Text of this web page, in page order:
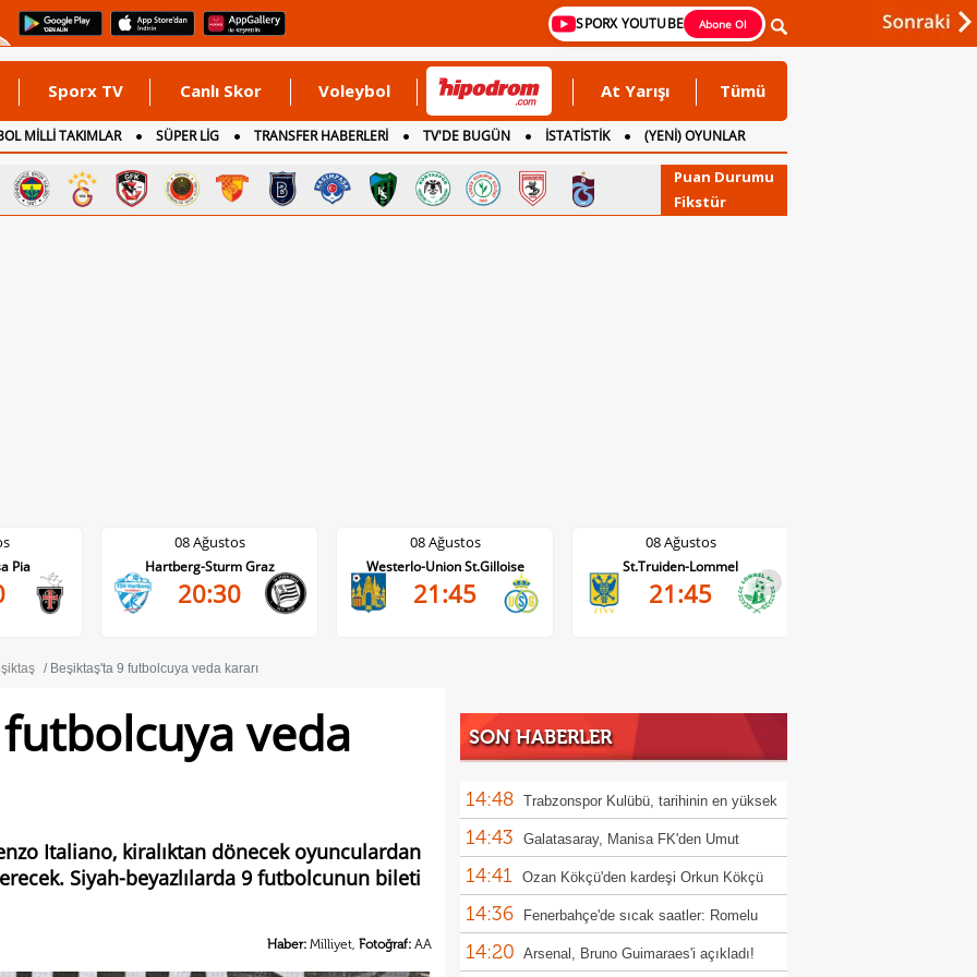
SPORX YOUTUBE Abone Ol
Sporx TV Canlı Skor Voleybol At Yarışı Tümü
MİLLİ TAKIMLAR SÜPER LİG TRANSFER HABERLERİ TV'DE BUGÜN İSTATİSTİK
(YENİ) OYUNLAR
Puan Durumu
Fikstür
Hartberg-Sturm Graz
20:30
Westerlo-Union St.Gilloise
21:45
St.Truiden-Lommel
21:45
Standard Liege-Cercle Brugge
19:15
>
Beşiktaş'ta 9 futbolcuya veda kararı
veda
Italiano, kiralıktan dönecek oyunculardan
Siyah-beyazlılarda 9 futbolcunun bileti
Haber: Milliyet, Fotoğraf: AA
SON HABERLER
14:48 Trabzonspor Kulübü, tarihinin en yüksek
kombine satışını yaptı!
14:43 Galatasaray, Manisa FK'den Umut
Erdem'i kadrosuna kattı
14:41 Ozan Kökçü'den kardeşi Orkun Kökçü
için açıklama!
14:36 Fenerbahçe'de sıcak saatler: Romelu
Lukaku
14:20 Arsenal, Bruno Guimaraes'i açıkladı!